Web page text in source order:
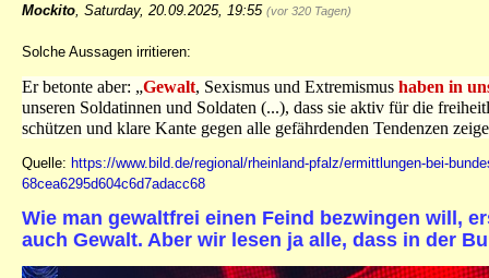
Mockito Saturday, 20.09.2025, 19:55 (vor 320 Tagen)
Solche Aussagen irritieren:
Er betonte aber: „Gewalt, Sexismus und Extremismus haben in
unseren Soldatinnen und Soldaten (...), dass sie aktiv für die
schützen und klare Kante gegen alle gefährdenden Tendenzen
Quelle: https://www.bild.de/regional/rheinland-pfalz/ermittlungen-bei-
68cea6295d604c6d7adacc68
Wie man gewaltfrei einen Feind bezwingen will,
auch Gewalt. Aber wir lesen ja alle, dass in der